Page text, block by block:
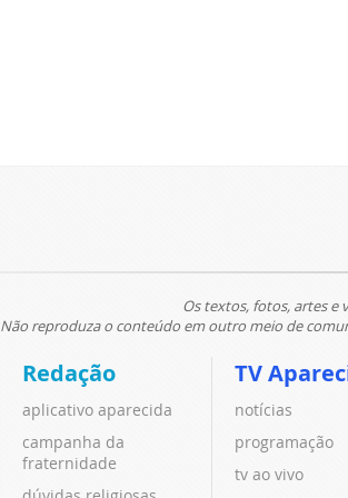
Os textos, fotos, artes e
Não reproduza o conteúdo em outro meio de
Redação
aplicativo aparecida
campanha da
fraternidade
TV
notícias
programação
tv ao vivo